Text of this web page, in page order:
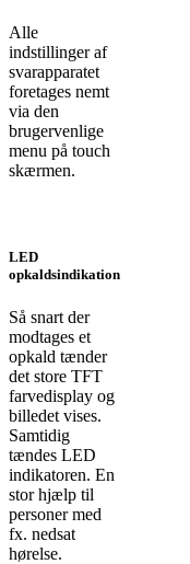
Alle
indstillinger af
svarapparatet
foretages nemt
via den
brugervenlige
menu på touch
skærmen.
LED
opkaldsindikation
Så snart der
modtages et
opkald tænder
det store TFT
farvedisplay og
billedet vises.
Samtidig
tændes LED
indikatoren. En
stor hjælp til
personer med
fx. nedsat
hørelse.